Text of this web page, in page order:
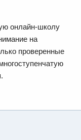
онлайн-школу
на
проверенные